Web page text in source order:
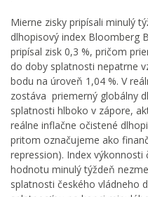
Mierne zisky pripísali minulý
dlhopisový index Bloomberg
pripísal zisk 0,3 %, pričom
do doby splatnosti nepatrne
bodu na úroveň 1,04 %. V
zostáva priemerný globálny
splatnosti hlboko v zápore,
reálne inflačne očistené
pritom označujeme ako
repression). Index výkonnosti
hodnotu minulý týždeň
splatnosti českého vládneho